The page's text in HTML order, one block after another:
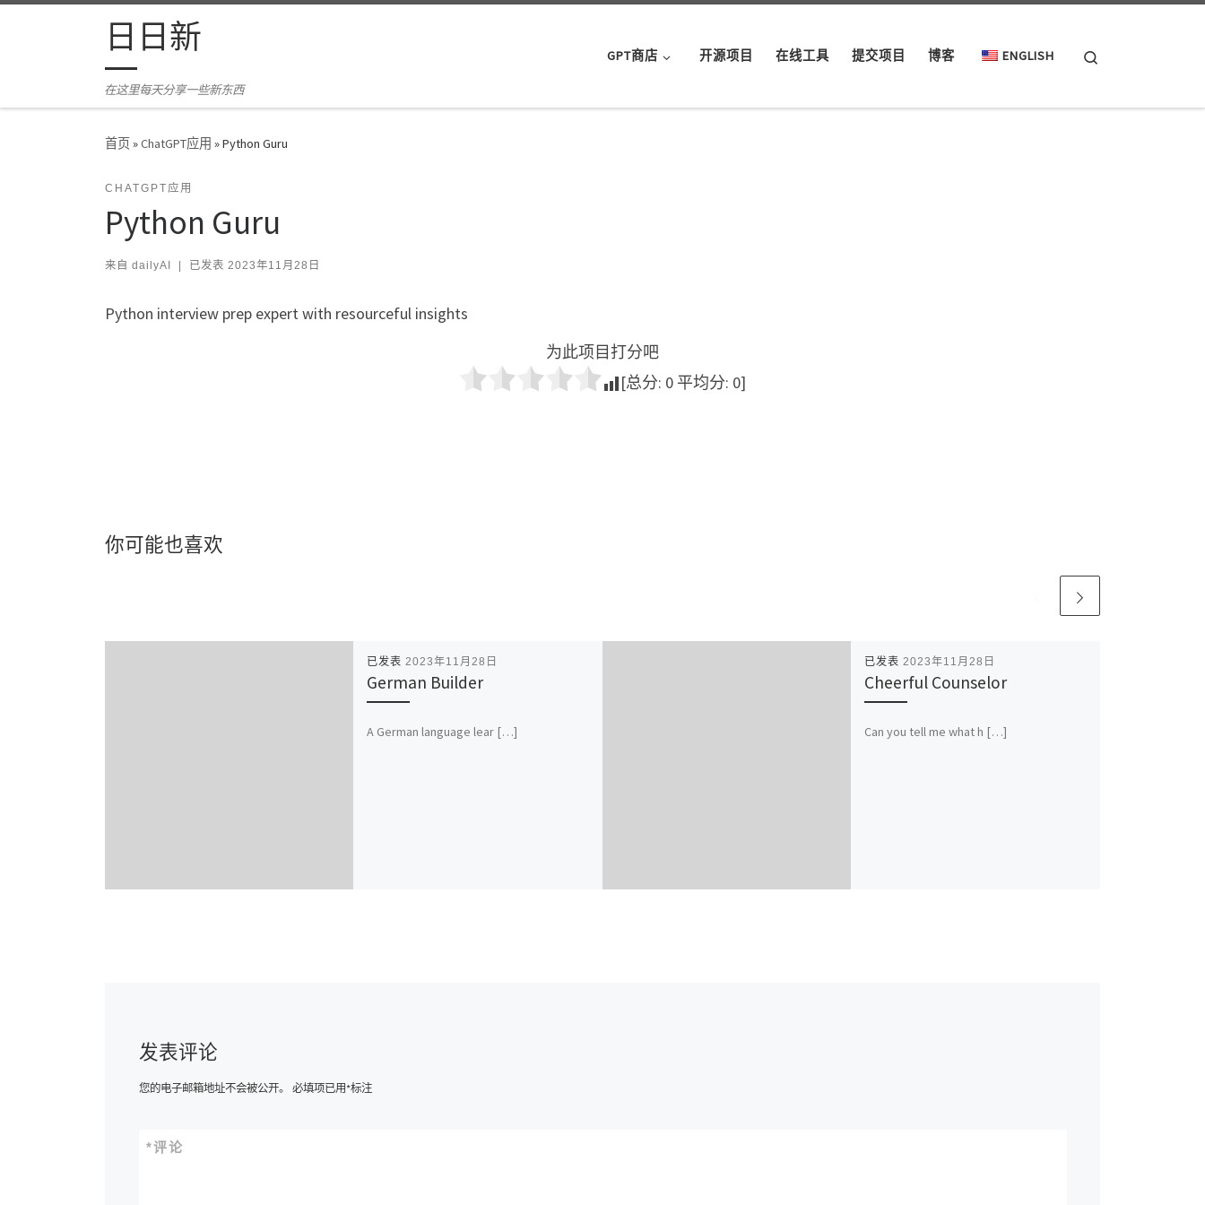
Skip to content日日新
在这里每天分享一些新东西
GPT商店 开源项目 在线工具 提交项目 博客 ENGLISH
首页»ChatGPT应用 »Python Guru
CHATGPT应用
Python Guru
来自 dailyAI 已发表 2023年11月28日
Python interview prep expert with resourceful insights
为此项目打分吧
[总分: 0 平均分: 0]
你可能也喜欢
已发表 2023年11月28日
German Builder
A German language lear […]
已发表 2023年11月28日
Cheerful Counselor
Can you tell me what h […]
发表评论
您的电子邮箱地址不会被公开。 必填项已用*标注
评论
*